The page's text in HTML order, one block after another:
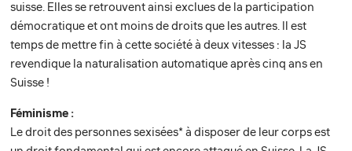
suisse. Elles se retrouvent ainsi exclues de la participation
démocratique et ont moins de droits que les autres. Il est
temps de mettre fin à cette société à deux vitesses : la JS
revendique la naturalisation automatique après cinq ans en
Suisse !
Féminisme :
Le droit des personnes sexisées* à disposer de leur corps est